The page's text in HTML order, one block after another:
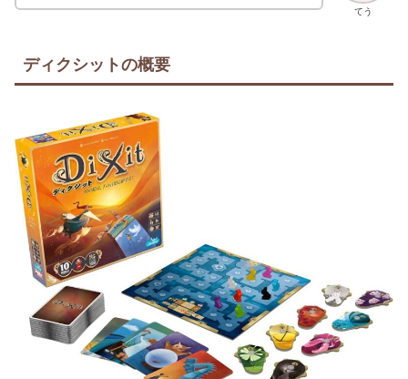
てう
ディクシットの概要